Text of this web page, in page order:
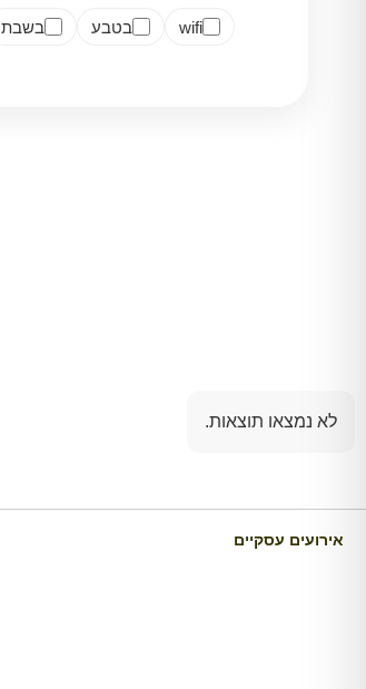
wifi בטבע בשבת
לא נמצאו תוצאות.
אירועים עסקיים